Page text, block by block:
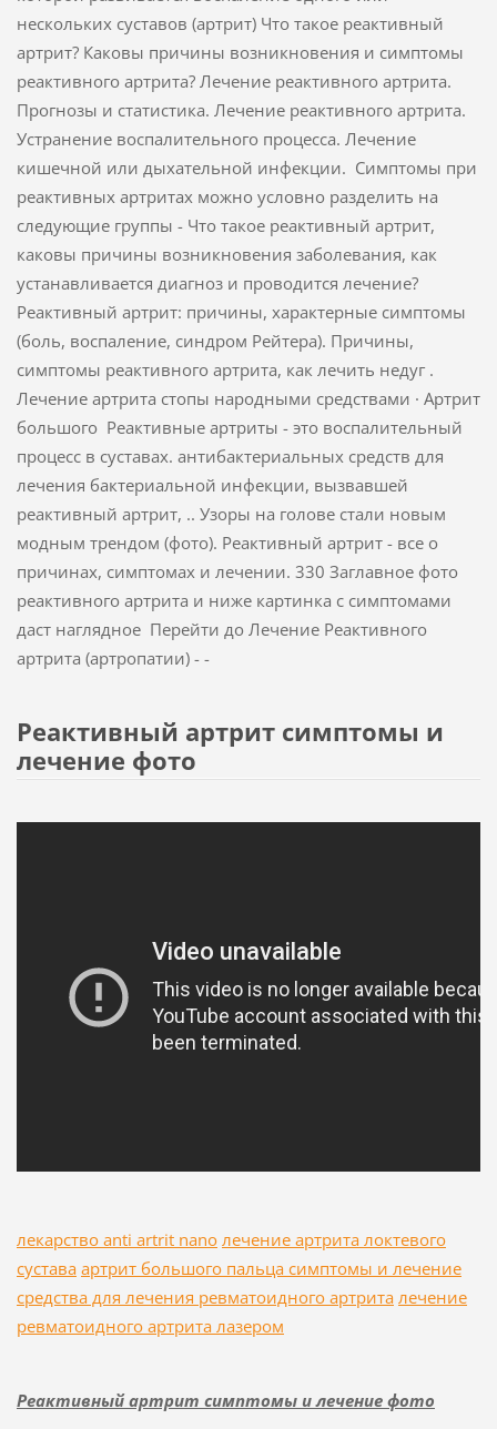
нескольких суставов (артрит) Что такое реактивный
артрит? Каковы причины возникновения и симптомы
реактивного артрита? Лечение реактивного артрита.
Прогнозы и статистика. Лечение реактивного артрита.
Устранение воспалительного процесса. Лечение
кишечной или дыхательной инфекции. Симптомы при
реактивных артритах можно условно разделить на
следующие группы - Что такое реактивный артрит,
каковы причины возникновения заболевания, как
устанавливается диагноз и проводится лечение?
Реактивный артрит: причины, характерные симптомы
(боль, воспаление, синдром Рейтера). Причины,
симптомы реактивного артрита, как лечить недуг .
Лечение артрита стопы народными средствами · Артрит
большого Реактивные артриты - это воспалительный
процесс в суставах. антибактериальных средств для
лечения бактериальной инфекции, вызвавшей
реактивный артрит, .. Узоры на голове стали новым
модным трендом (фото). Реактивный артрит - все о
причинах, симптомах и лечении. 330 Заглавное фото
реактивного артрита и ниже картинка с симптомами
даст наглядное Перейти до Лечение Реактивного
артрита (артропатии) - -
Реактивный артрит симптомы и
лечение фото
лекарство anti artrit nano лечение артрита локтевого
сустава артрит большого пальца симптомы и лечение
средства для лечения ревматоидного артрита лечение
ревматоидного артрита лазером
Реактивный артрит симптомы и лечение фото